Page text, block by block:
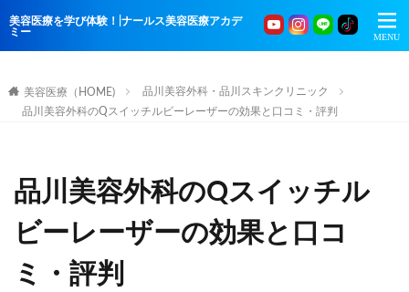
美容医療を学び体験！|ナールス美容医療アカデ
ミー
美容医療（HOME)
品川美容外科・品川スキンクリニック
品川美容外科のQスイッチルビーレーザーの効果と口コミ・評判
品川美容外科のQスイッチル
ビーレーザーの効果と口コ
ミ・評判